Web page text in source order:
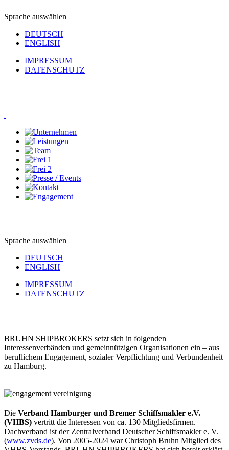
Sprache auswählen
DEUTSCH
ENGLISH
IMPRESSUM
DATENSCHUTZ
Sprache auswählen
DEUTSCH
ENGLISH
IMPRESSUM
DATENSCHUTZ
BRUHN SHIPBROKERS setzt sich in folgenden
Interessenverbänden und gemeinnützigen Organisationen ein – aus
beruflichem Engagement, sozialer Verpflichtung und Verbundenheit
zu Hamburg.
Die Verband Hamburger und Bremer Schiffsmakler e.V.
(VHBS) vertritt die Interessen von ca. 130 Mitgliedsfirmen.
Dachverband ist der Zentralverband Deutscher Schiffsmakler e. V.
(www.zvds.de). Von 2005-2024 war Christoph Bruhn Mitglied des